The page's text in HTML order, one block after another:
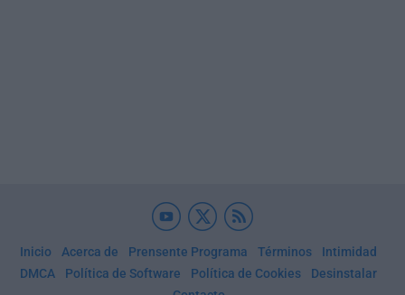
Inicio Acerca de Prensente Programa Términos
Intimidad
DMCA
Política de Software Política de Cookies
Desinstalar